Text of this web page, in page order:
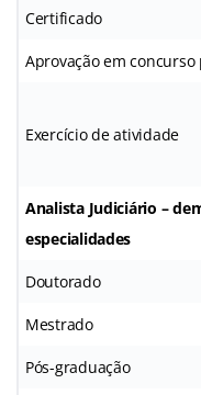
Certificado
Aprovação em
Exercício de atividade
Analista Judiciário –
especialidades
Doutorado
Mestrado
Pós-graduação